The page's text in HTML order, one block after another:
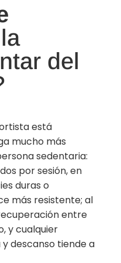
del
está
mucho más
sedentaria:
por sesión, en
duras o
más resistente; al
entre
y cualquier
descanso tiende a